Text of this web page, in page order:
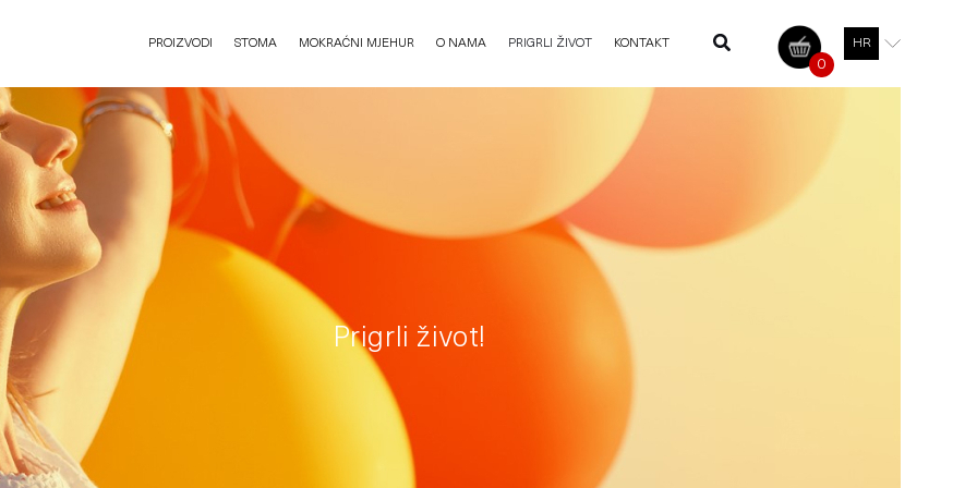
PROIZVODI STOMA MOKRAĆNI MJEHUR O NAMA PRIGRLI ŽIVOT KONTAKT
0
HR
Prigrli život!